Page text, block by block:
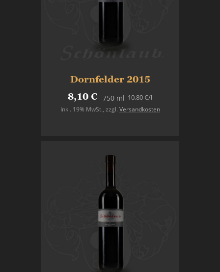
Dornfelder 2015
8,10 € 750 ml
Inkl. 19% MwSt., zzgl. Versandkosten
10,80 €/l